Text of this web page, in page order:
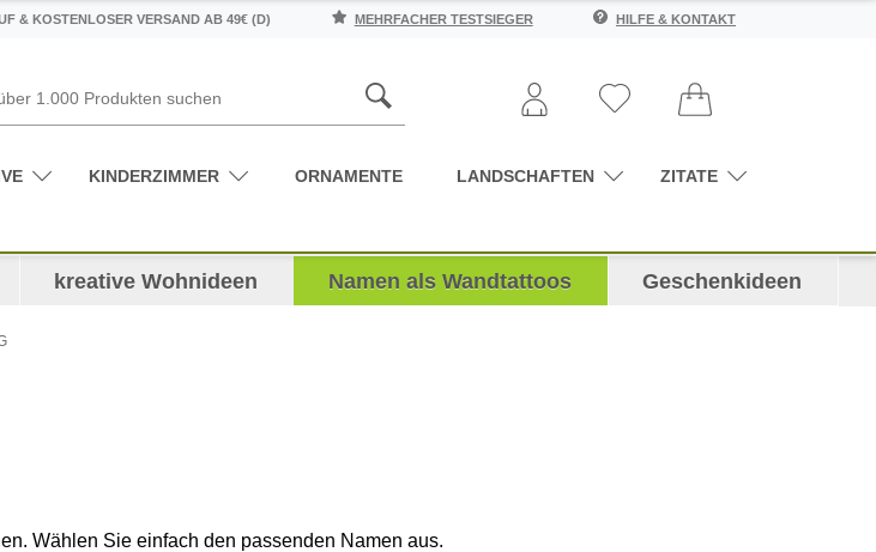
& KOSTENLOSER VERSAND AB 49€ (D) MEHRFACHER TESTSIEGER HILFE & KONTAKT
KINDERZIMMER ORNAMENTE LANDSCHAFTEN ZITATE
kreative Wohnideen Namen als Wandtattoos Geschenkideen
Wählen Sie einfach den passenden Namen aus.